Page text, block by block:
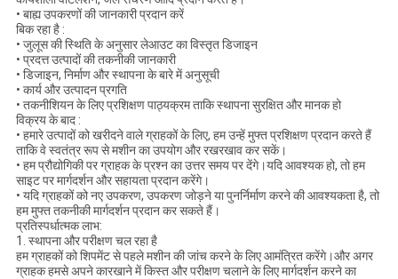
• बाह्य उपकरणों की जानकारी प्रदान करें
बिक रहा है :
• जुलूस की स्थिति के अनुसार लेआउट का विस्तृत डिजाइन
• प्रदत्त उत्पादों की तकनीकी जानकारी
• डिजाइन, निर्माण और स्थापना के बारे में अनुसूची
• कार्य और उत्पादन प्रगति
• तकनीशियन के लिए प्रशिक्षण पाठ्यक्रम ताकि स्थापना सुरक्षित और मानक हो
विक्रय के बाद :
• हमारे उत्पादों को खरीदने वाले ग्राहकों के लिए, हम उन्हें मुफ्त प्रशिक्षण प्रदान करते हैं
ताकि वे स्वतंत्र रूप से मशीन का उपयोग और रखरखाव कर सकें।
• हम प्रौद्योगिकी पर ग्राहक के प्रश्न का उत्तर समय पर देंगे।यदि आवश्यक हो, तो हम
साइट पर मार्गदर्शन और सहायता प्रदान करेंगे।
• यदि ग्राहकों को नए उपकरण, उपकरण जोड़ने या पुनर्निर्माण करने की आवश्यकता है, तो
हम मुफ्त तकनीकी मार्गदर्शन प्रदान कर सकते हैं।
प्रतिस्पर्धात्मक लाभ:
1. स्थापना और परीक्षण चल रहा है
हम ग्राहकों को शिपमेंट से पहले मशीन की जांच करने के लिए आमंत्रित करेंगे।और अगर
ग्राहक हमसे अपने कारखाने में किस्त और परीक्षण चलाने के लिए मार्गदर्शन करने का